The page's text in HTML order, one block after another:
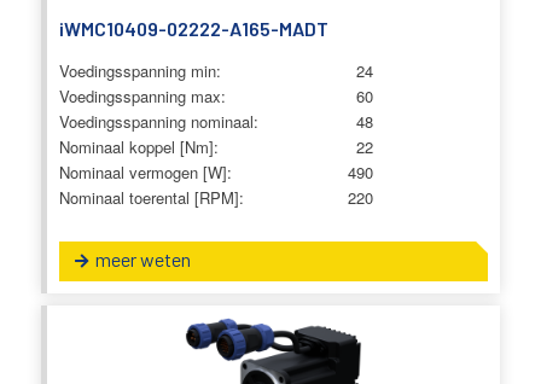
iWMC10409-02222-A165-MADT
Voedingsspanning min:
24
Voedingsspanning max:
60
Voedingsspanning nominaal:
48
Nominaal koppel [Nm]:
22
Nominaal vermogen [W]:
490
Nominaal toerental [RPM]:
220
meer weten